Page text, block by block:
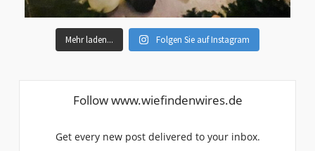
Mehr laden... Folgen Sie auf Instagram